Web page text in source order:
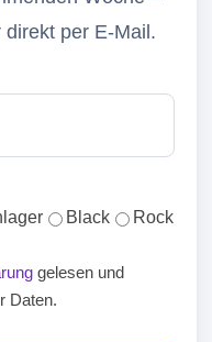
per E-Mail.
Black Rock
gelesen und
Daten.